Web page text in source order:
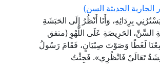
الحديثة السن)
بِرِدَائِهِ، وَأَنَا أَنْظُرُ إِلَى الحَبَشَةِ
السِّنِّ، الحَرِيصَةِ عَلَى اللَّهْوِ (متفق
لَغَطًا وَصَوْتَ صِبْيَانٍ، فَقَامَ رَسُولُ
تَعَالَيْ فَانْظُرِي». فَجِئْتُ